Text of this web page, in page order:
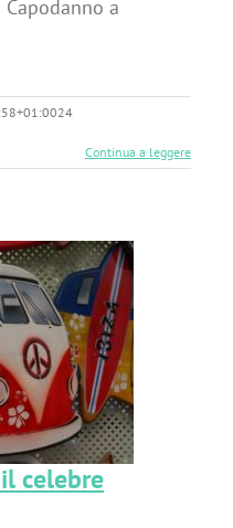
a
24
Continua a leggere
celebre